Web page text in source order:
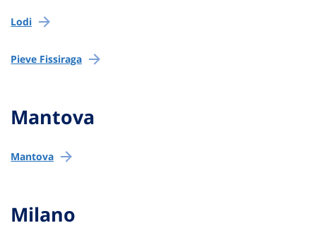
Lodi
Pieve Fissiraga
Mantova
Mantova
Milano